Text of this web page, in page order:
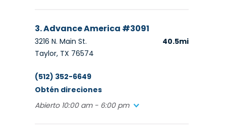
3. Advance America #3091
40.5mi
3216 N. Main St.
Taylor, TX 76574
(512) 352-6649
Obtén direciones
Abierto 10:00 am - 6:00 pm